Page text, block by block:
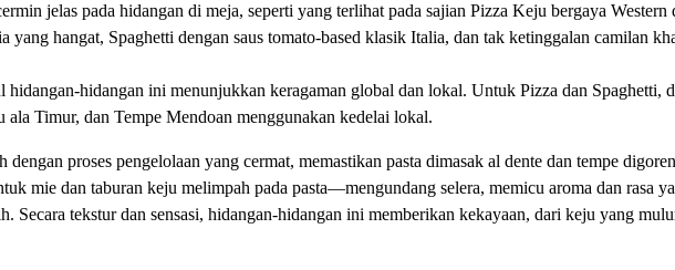
jelas pada hidangan di meja, seperti yang terlihat pada sajian Pizza Keju bergaya
yang hangat, Spaghetti dengan saus tomato-based klasik Italia, dan tak ketinggalan camilan
hidangan-hidangan ini menunjukkan keragaman global dan lokal. Untuk Pizza dan
ala Timur, dan Tempe Mendoan menggunakan kedelai lokal.
dengan proses pengelolaan yang cermat, memastikan pasta dimasak al dente dan tempe
mie dan taburan keju melimpah pada pasta—mengundang selera, memicu aroma dan rasa
Secara tekstur dan sensasi, hidangan-hidangan ini memberikan kekayaan, dari keju yang